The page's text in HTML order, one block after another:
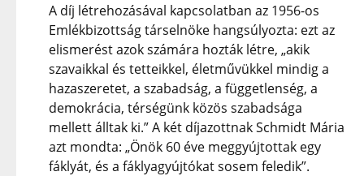
A díj létrehozásával kapcsolatban az 1956-os
Emlékbizottság társelnöke hangsúlyozta: ezt az
elismerést azok számára hozták létre, „akik
szavaikkal és tetteikkel, életművükkel mindig a
hazaszeretet, a szabadság, a függetlenség, a
demokrácia, térségünk közös szabadsága
mellett álltak ki.” A két díjazottnak Schmidt Mária
azt mondta: „Önök 60 éve meggyújtottak egy
fáklyát, és a fáklyagyújtókat sosem feledik”.